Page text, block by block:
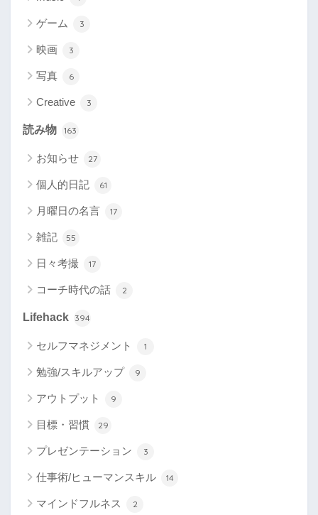
ゲーム 3
映画 3
写真 6
Creative 3
読み物 163
お知らせ 27
個人的日記 61
月曜日の名言 17
雑記 55
日々考撮 17
コーチ時代の話 2
Lifehack 394
セルフマネジメント 1
勉強/スキルアップ 9
アウトプット 9
目標・習慣 29
プレゼンテーション 3
仕事術/ヒューマンスキル 14
マインドフルネス 2